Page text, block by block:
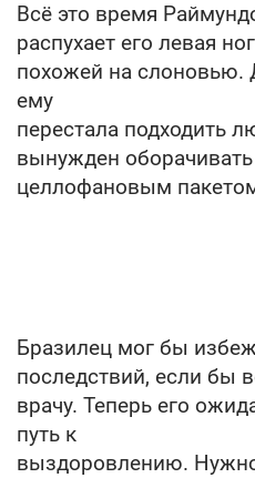
Всё это время
распухает его левая
похожей на слоновью.
ему
перестала подходить
вынужден
целлофановым
Бразилец мог бы
последствий, если бы
врачу. Теперь его
путь к
выздоровлению.